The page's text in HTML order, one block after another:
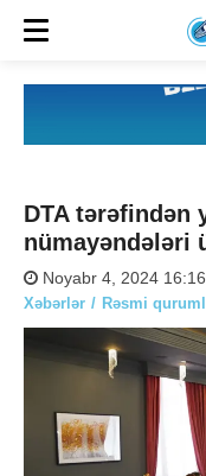
DTA tərəfindən
nümayəndələri
Noyabr 4, 2024
Xəbərlər Rəsmi